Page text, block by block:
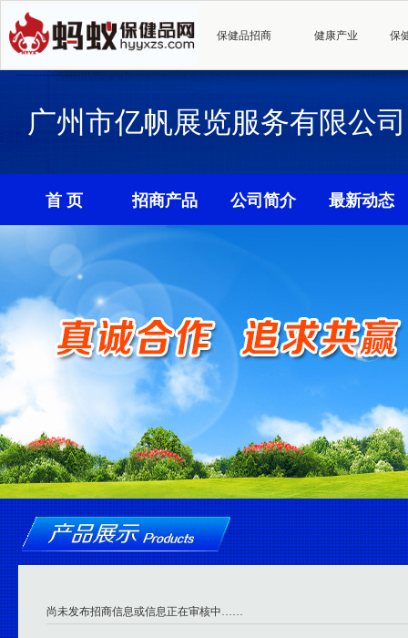
保健品招商 健康产业 保
广州市亿帆展览服务有限公司
首 页 招商产品 公司简介 最新动态
尚未发布招商信息或信息正在审核中……